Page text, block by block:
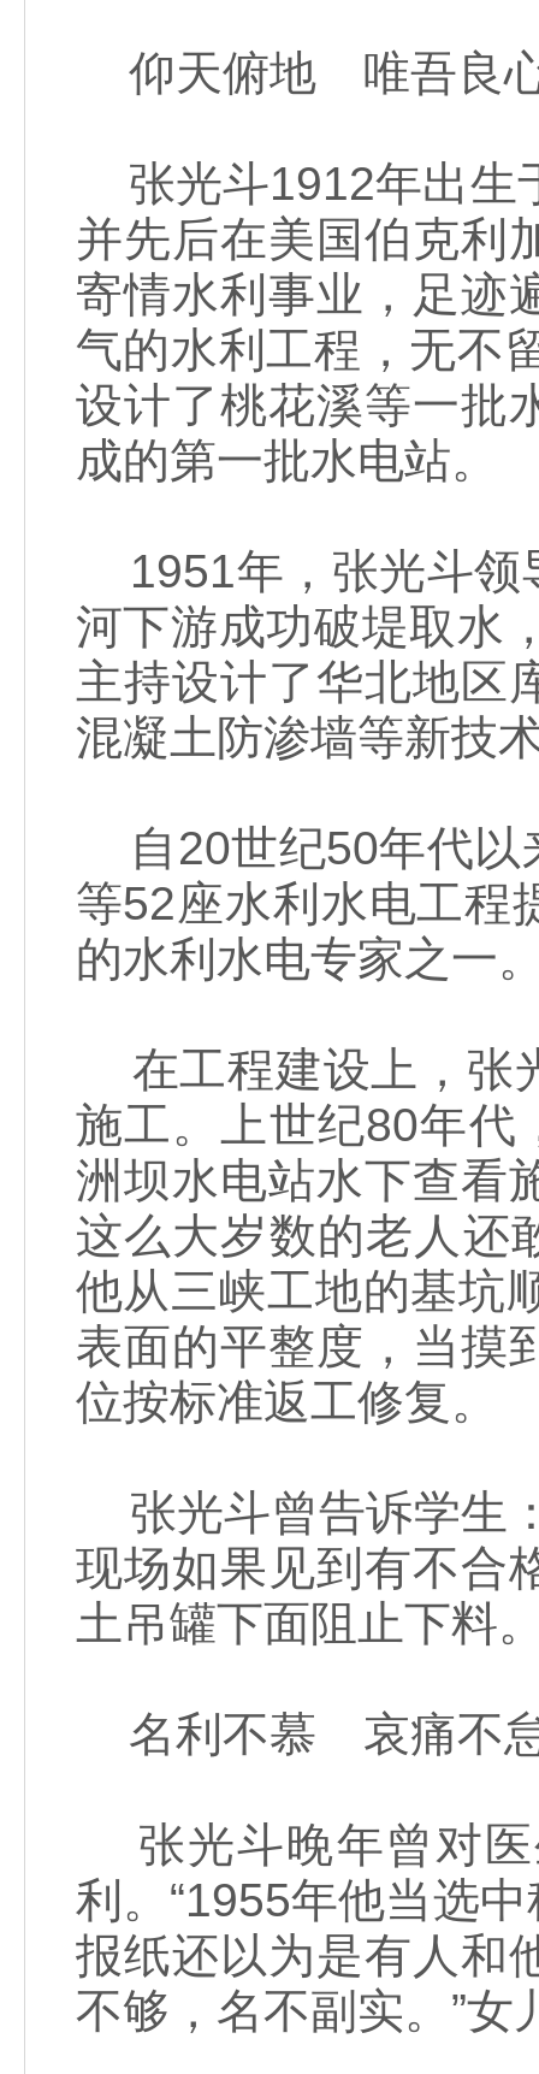
仰天俯地 唯吾良
张光斗1912年出生
并先后在美国伯克利
寄情水利事业，足迹
气的水利工程，无不
设计了桃花溪等一批
成的第一批水电站。
1951年，张光斗领
河下游成功破堤取水
主持设计了华北地区
混凝土防渗墙等新技
自20世纪50年代以
等52座水利水电工程
的水利水电专家之一
在工程建设上，张
施工。上世纪80年代
洲坝水电站水下查看
这么大岁数的老人还
他从三峡工地的基坑
表面的平整度，当摸
位按标准返工修复。
张光斗曾告诉学生
现场如果见到有不合
土吊罐下面阻止下料
名利不慕 哀痛不
张光斗晚年曾对医
利。“1955年他当选
报纸还以为是有人和
不够，名不副实。”女